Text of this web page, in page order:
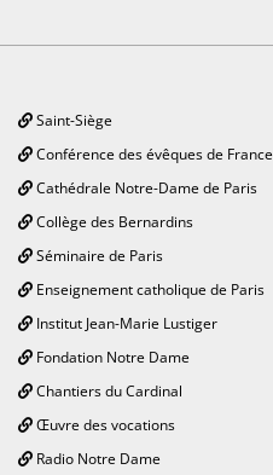
Saint-Siège
Conférence des évêques de France
Cathédrale Notre-Dame de Paris
Collège des Bernardins
Séminaire de Paris
Enseignement catholique de Paris
Institut Jean-Marie Lustiger
Fondation Notre Dame
Chantiers du Cardinal
Œuvre des vocations
Radio Notre Dame